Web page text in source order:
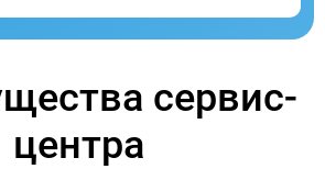
сервис-
центра